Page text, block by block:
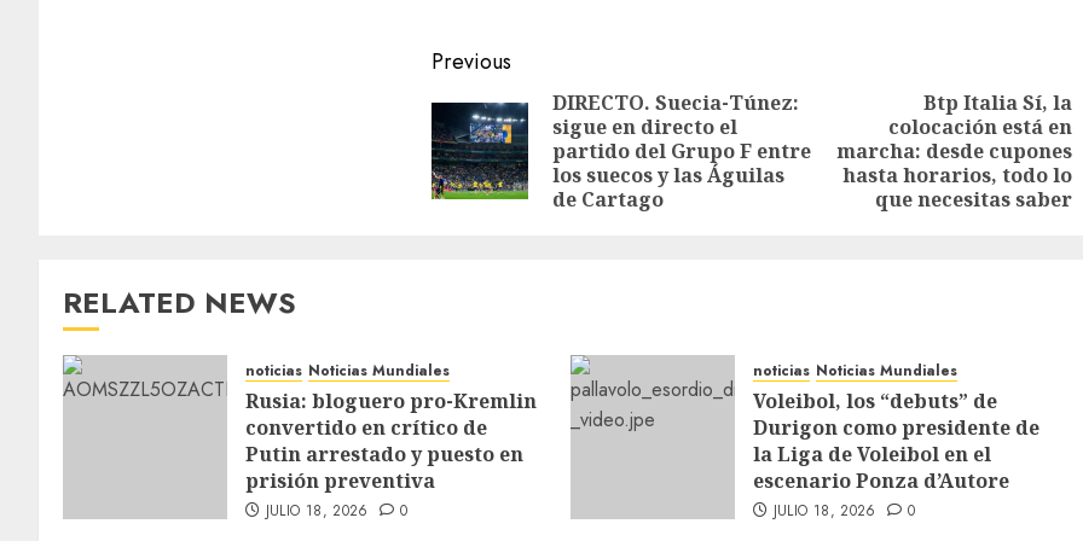
Previous
DIRECTO. Suecia-Túnez:
sigue en directo el
partido del Grupo F entre
los suecos y las Águilas
de Cartago
Btp Italia Sí, la
colocación está en
marcha: desde cupones
hasta horarios, todo lo
que necesitas saber
RELATED NEWS
noticias Noticias Mundiales
Rusia: bloguero pro-Kremlin
convertido en crítico de
Putin arrestado y puesto en
prisión preventiva
JULIO 18, 2026 0
noticias Noticias Mundiales
Voleibol, los “debuts” de
Durigon como presidente de
la Liga de Voleibol en el
escenario Ponza d’Autore
JULIO 18, 2026 0